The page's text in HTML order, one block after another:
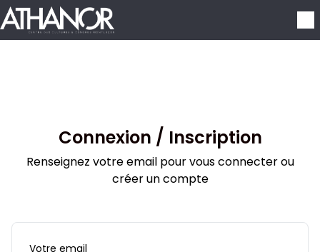
Aller au contenu principal
Connexion / Inscription
Renseignez votre email pour vous connecter ou
créer un compte
Votre email